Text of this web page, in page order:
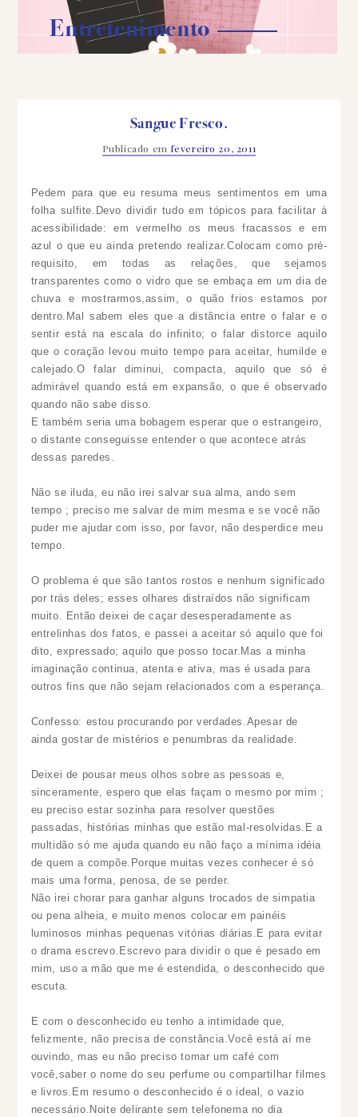
Entretenimento
Sangue Fresco.
Publicado em fevereiro 20, 2011
Pedem para que eu resuma meus sentimentos em uma
folha sulfite.Devo dividir tudo em tópicos para facilitar à
acessibilidade: em vermelho os meus fracassos e em
azul o que eu ainda pretendo realizar.Colocam como pré-
requisito, em todas as relações, que sejamos
transparentes como o vidro que se embaça em um dia de
chuva e mostrarmos,assim, o quão frios estamos por
dentro.Mal sabem eles que a distância entre o falar e o
sentir está na escala do infinito; o falar distorce aquilo
que o coração levou muito tempo para aceitar, humilde e
calejado.O falar diminui, compacta, aquilo que só é
admirável quando está em expansão, o que é observado
quando não sabe disso.
E também seria uma bobagem esperar que o estrangeiro,
o distante conseguisse entender o que acontece atrás
dessas paredes.
Não se iluda, eu não irei salvar sua alma, ando sem
tempo ; preciso me salvar de mim mesma e se você não
puder me ajudar com isso, por favor, não desperdice meu
tempo.
O problema é que são tantos rostos e nenhum significado
por trás deles; esses olhares distraídos não significam
muito. Então deixei de caçar desesperadamente as
entrelinhas dos fatos, e passei a aceitar só aquilo que foi
dito, expressado; aquilo que posso tocar.Mas a minha
imaginação continua, atenta e ativa, mas é usada para
outros fins que não sejam relacionados com a esperança.
Confesso: estou procurando por verdades.Apesar de
ainda gostar de mistérios e penumbras da realidade.
Deixei de pousar meus olhos sobre as pessoas e,
sinceramente, espero que elas façam o mesmo por mim ;
eu preciso estar sozinha para resolver questões
passadas, histórias minhas que estão mal-resolvidas.E a
multidão só me ajuda quando eu não faço a mínima idéia
de quem a compõe.Porque muitas vezes conhecer é só
mais uma forma, penosa, de se perder.
Não irei chorar para ganhar alguns trocados de simpatia
ou pena alheia, e muito menos colocar em painéis
luminosos minhas pequenas vitórias diárias.E para evitar
o drama escrevo.Escrevo para dividir o que é pesado em
mim, uso a mão que me é estendida, o desconhecido que
escuta.
E com o desconhecido eu tenho a intimidade que,
felizmente, não precisa de constância.Você está aí me
ouvindo, mas eu não preciso tomar um café com
você,saber o nome do seu perfume ou compartilhar filmes
e livros.Em resumo o desconhecido é o ideal, o vazio
necessário.Noite delirante sem telefonema no dia